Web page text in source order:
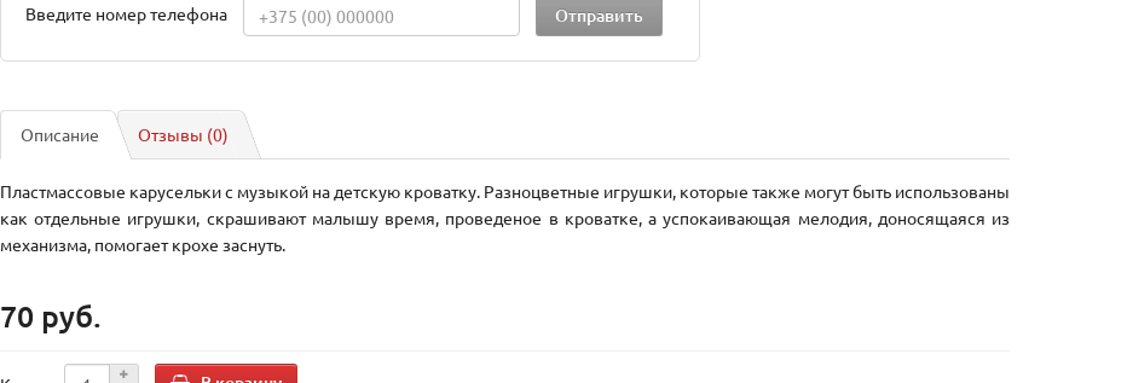
Введите номер телефона
Описание Отзывы (0)
Пластмассовые карусельки с музыкой на детскую кроватку. Разноцветные игрушки, которые также могут быть использованы
как отдельные игрушки, скрашивают малышу время, проведеное в кроватке, а успокаивающая мелодия, доносящаяся из
механизма, помогает крохе заснуть.
70 руб.